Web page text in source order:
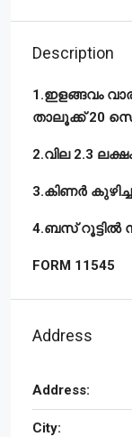
Description
1.ഇളങ്ങവം
താലൂക്ക് 20
2.വില 2.3
3.കിണർ
4.ബസ് റൂട്ടിൽ
FORM 11545
Address
Address:
City: